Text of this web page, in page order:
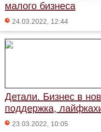
малого бизнеса
24.03.2022, 12:44
Детали. Бизнес в
поддержка,
23.03.2022, 10:05